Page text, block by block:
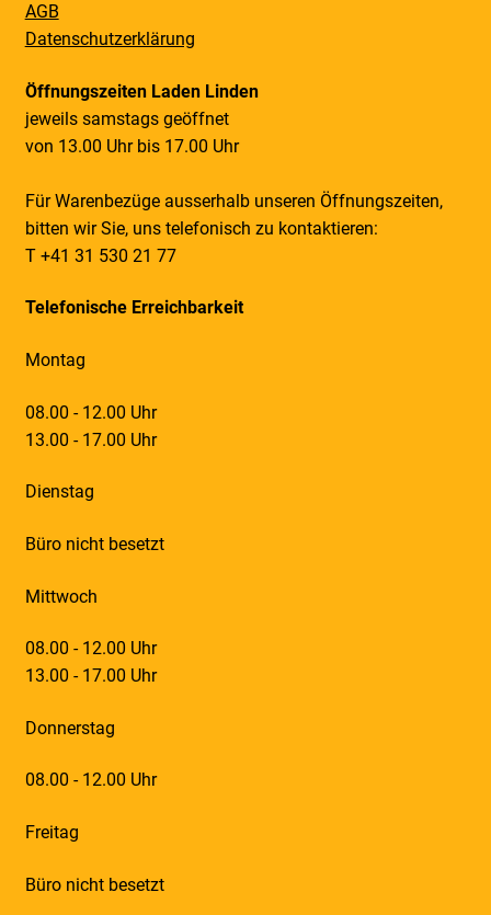
AGB
Datenschutzerklärung
Öffnungszeiten Laden Linden
jeweils samstags geöffnet
von 13.00 Uhr bis 17.00 Uhr
Für Warenbezüge ausserhalb unseren Öffnungszeiten,
bitten wir Sie, uns telefonisch zu kontaktieren:
T +41 31 530 21 77
Telefonische Erreichbarkeit
Montag
08.00 - 12.00 Uhr
13.00 - 17.00 Uhr
Dienstag
Büro nicht besetzt
Mittwoch
08.00 - 12.00 Uhr
13.00 - 17.00 Uhr
Donnerstag
08.00 - 12.00 Uhr
Freitag
Büro nicht besetzt